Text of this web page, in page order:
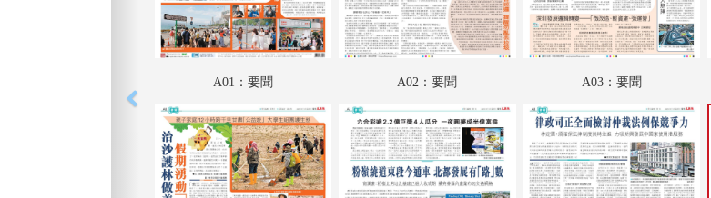
B04：文匯馬經
SW01：匯周刊
SW03：匯周刊
SW04：匯周刊
A01：要聞 A02：要聞 A03：要聞